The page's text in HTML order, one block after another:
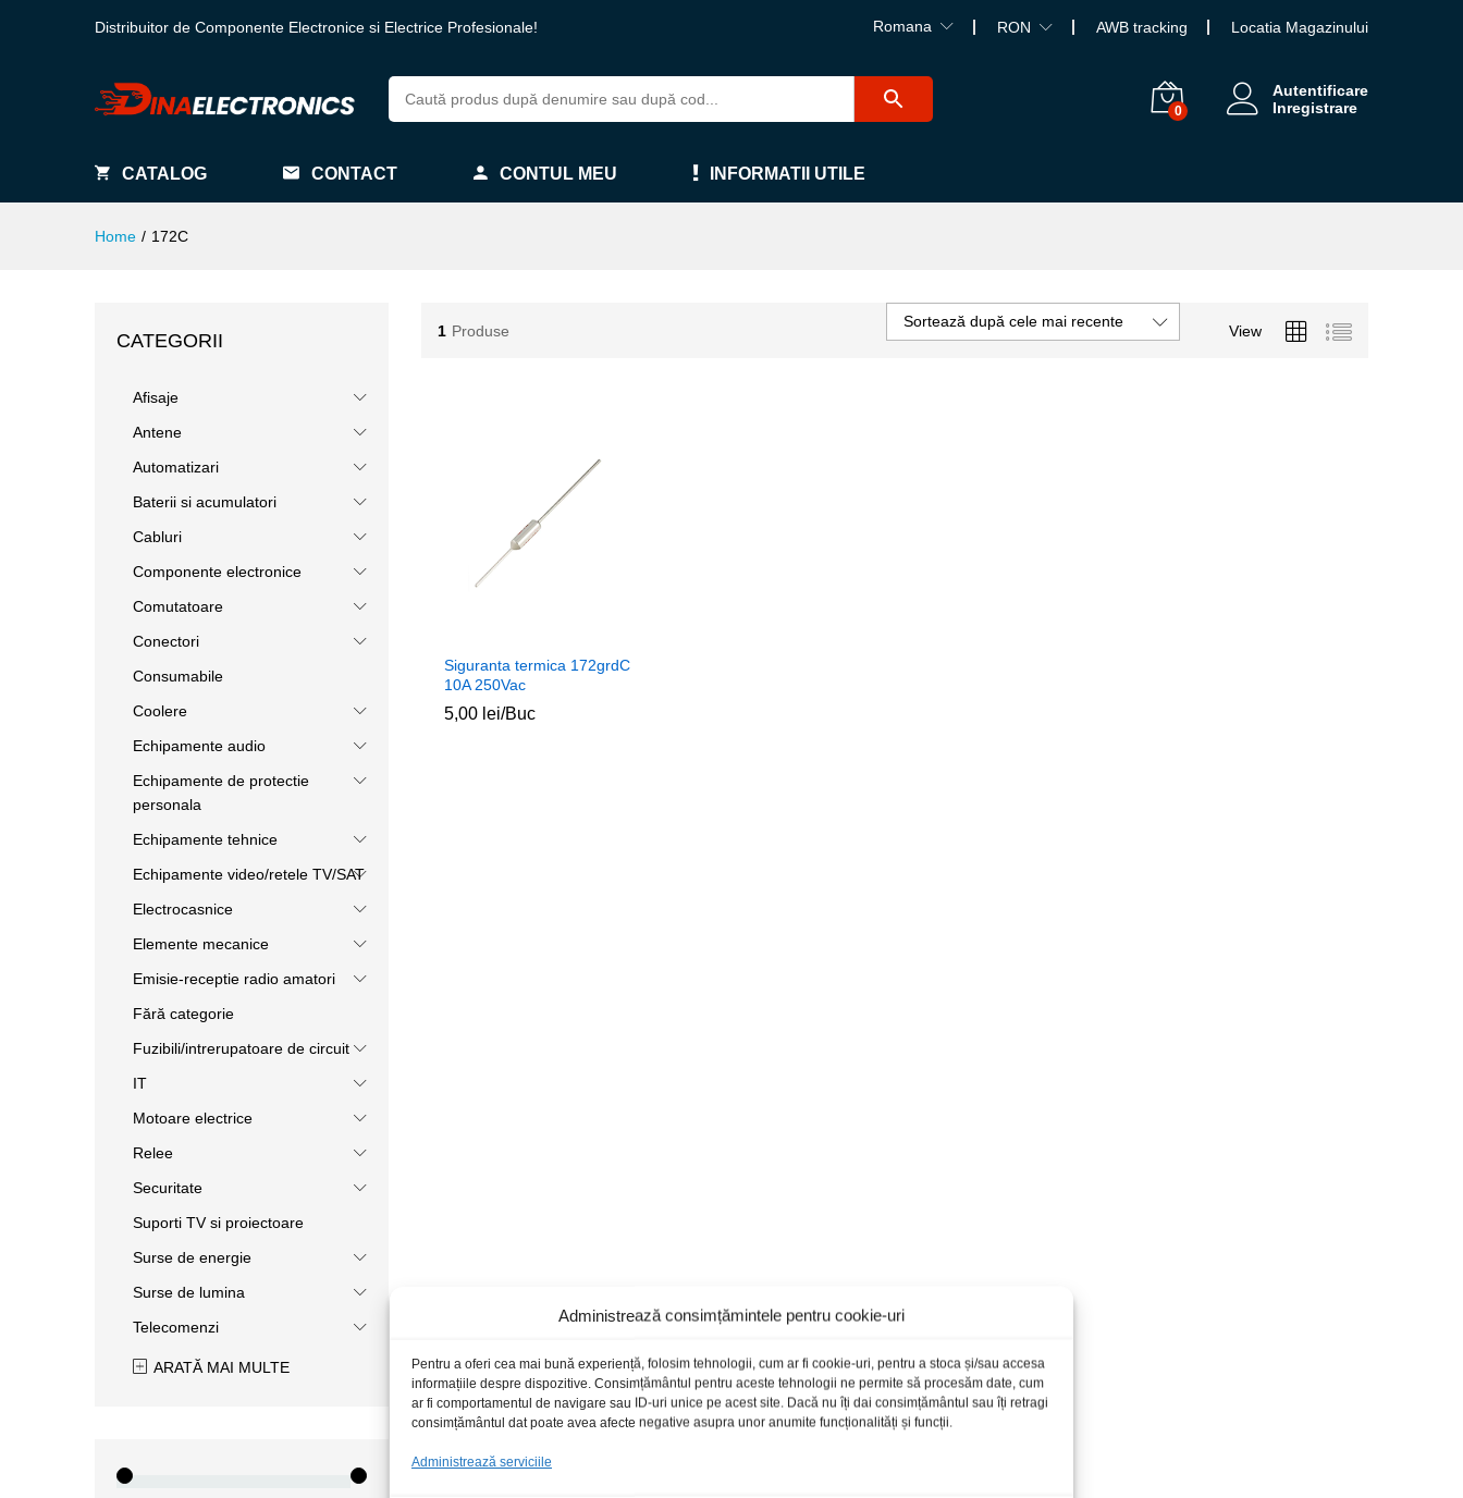
Administrează consimțămintele pentru cookie-uri
Pentru a oferi cea mai bună experiență, folosim tehnologii, cum ar fi cookie-uri, pentru a stoca și/sau accesa
informațiile despre dispozitive. Consimțământul pentru aceste tehnologii ne permite să procesăm date, cum
ar fi comportamentul de navigare sau ID-uri unice pe acest site. Dacă nu îți dai consimțământul sau îți retragi
consimțământul dat poate avea afecte negative asupra unor anumite funcționalități și funcții.
Administrează serviciile
Distribuitor de Componente Electronice si Electrice Profesionale! Romana RON AWB tracking Locatia Magazinului
0
Autentificare
Inregistrare
CATALOG CONTACT CONTUL MEU INFORMATII UTILE
Home / 172C
1 Produse View
Sortează după cele mai recente
Siguranta termica 172grdC
10A 250Vac
5,00 lei/Buc
5,00 lei
CATEGORII
Afisaje
Antene
Automatizari
Baterii si acumulatori
Cabluri
Componente electronice
Comutatoare
Conectori
Consumabile
Coolere
Echipamente audio
Echipamente de protectie
personala
Echipamente tehnice
Echipamente video/retele TV/SAT
Electrocasnice
Elemente mecanice
Emisie-receptie radio amatori
Fără categorie
Fuzibili/intrerupatoare de circuit
IT
Motoare electrice
Relee
Securitate
Suporti TV si proiectoare
Surse de energie
Surse de lumina
Telecomenzi
ARATĂ MAI MULTE